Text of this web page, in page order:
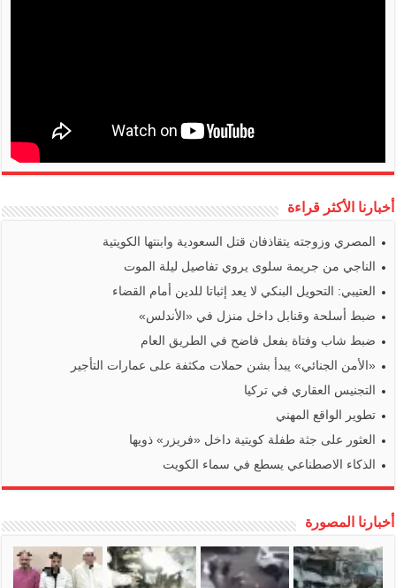
أخبارنا الأكثر قراءة
المصري وزوجته يتقاذفان قتل السعودية وابنتها الكويتية
الناجي من جريمة سلوى يروي تفاصيل ليلة الموت
العتيبي: التحويل البنكي لا يعد إثباتا للدين أمام القضاء
ضبط أسلحة وقنابل داخل منزل في «الأندلس»
ضبط شاب وفتاة بفعل فاضح في الطريق العام
«الأمن الجنائي» يبدأ بشن حملات مكثفة على عمارات التأجير
التجنيس العقاري في تركيا
تطوير الواقع المهني
العثور على جثة طفلة كويتية داخل «فريزر» ذويها
الذكاء الاصطناعي يسطع في سماء الكويت
أخبارنا المصورة